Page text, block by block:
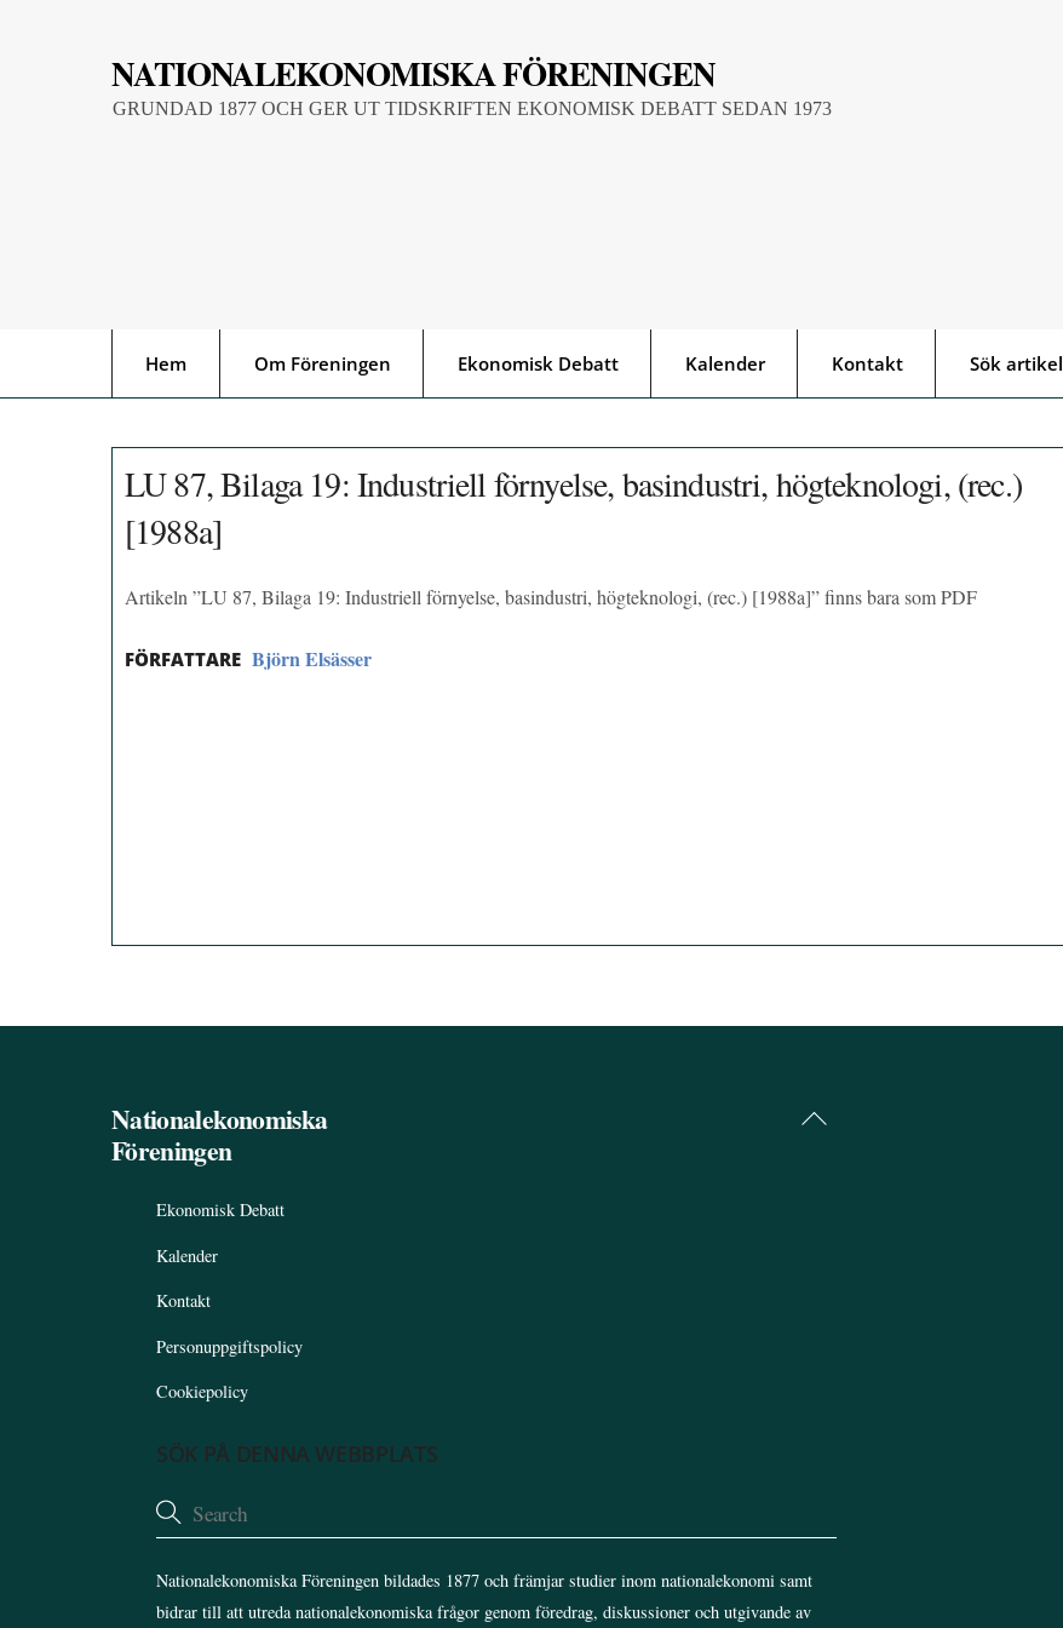
NATIONALEKONOMISKA FÖRENINGEN
GRUNDAD 1877 OCH GER UT TIDSKRIFTEN EKONOMISK DEBATT SEDAN 1973
Hem Om Föreningen Ekonomisk Debatt Kalender Kontakt Sök artikel
LU 87, Bilaga 19: Industriell förnyelse, basindustri, högteknologi, (rec.)
[1988a]
Artikeln ”LU 87, Bilaga 19: Industriell förnyelse, basindustri, högteknologi, (rec.) [1988a]” finns bara som PDF
FÖRFATTARE Björn Elsässer
Back
Nationalekonomiska
Föreningen
Ekonomisk Debatt
Kalender
Kontakt
Personuppgiftspolicy
Cookiepolicy
SÖK PÅ DENNA WEBBPLATS
Nationalekonomiska Föreningen bildades 1877 och främjar studier inom nationalekonomi samt
bidrar till att utreda nationalekonomiska frågor genom föredrag, diskussioner och utgivande av